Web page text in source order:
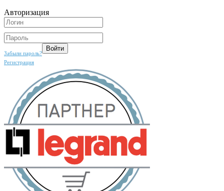
Авторизация
Забыли пароль?
Регистрация